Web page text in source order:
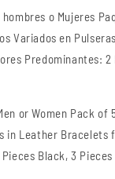
o Mujeres
Variados en
Predominantes: 2
or Women Pack of
in Leather Bracelets
Black, 3